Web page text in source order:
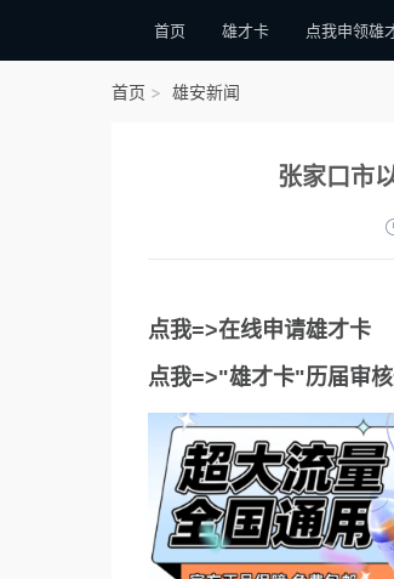
首页 雄才卡 点我申领雄
首页 雄安新闻
张家口市
点我=>在线申请雄才卡
点我=>"雄才卡"历届审